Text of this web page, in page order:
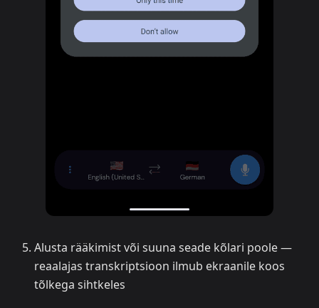
Alusta rääkimist või suuna seade kõlari poole —
reaalajas transkriptsioon ilmub ekraanile koos
tõlkega sihtkeles